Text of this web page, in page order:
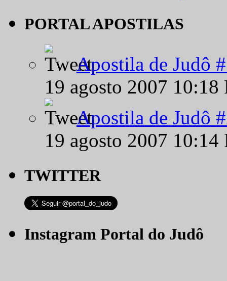
PORTAL APOSTILAS
Apostila de Judô
19 agosto 2007
Apostila de Judô
19 agosto 2007
TWITTER
Instagram Portal do Judô